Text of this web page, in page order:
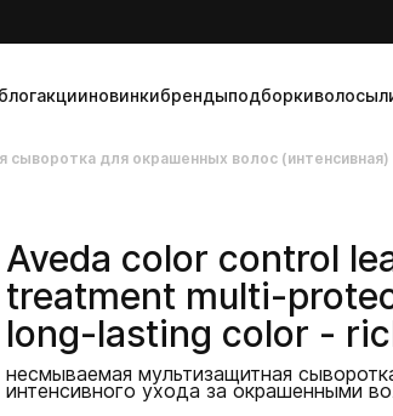
блогакцииновинкибрендыподборкиволосы
сыворотка для окрашенных волос (интенсивная)
Aveda color control
treatment multi-
long-lasting color -
несмываемая мультизащитная
интенсивного ухода за окрашенными